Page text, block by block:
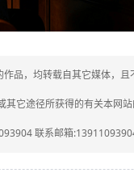
作品，均转载自其它媒体，
其它途径所获得的有关本网
联系邮箱